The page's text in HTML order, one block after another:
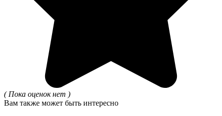
( Пока оценок нет )
Вам также может быть интересно